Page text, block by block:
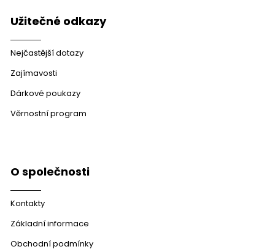
Užitečné odkazy
Nejčastější dotazy
Zajímavosti
Dárkové poukazy
Věrnostní program
O společnosti
Kontakty
Základní informace
Obchodní podmínky